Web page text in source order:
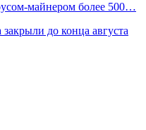
майнером более 500…
до конца августа